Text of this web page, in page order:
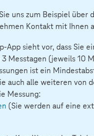
uns zum Beispiel über
Kontakt mit Ihnen
App sieht vor, dass Sie
Messtagen (jeweils 10
ist ein
auch alle weiteren von
Messung:
(Sie werden auf eine